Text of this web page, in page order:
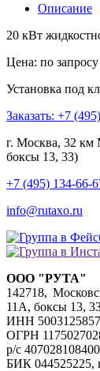
Описание
20 кВт
Цена: по запросу
Установка под
Заказать: +7
г. Москва, 32
боксы 13, 33)
+7 (495) 134-66-
info@rutaxo.ru
ООО "РУТА"
142718,
11А, боксы 13,
ИНН
ОГРН
р/с
БИК 044525225,